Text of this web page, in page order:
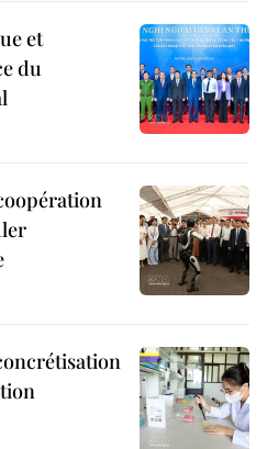
et
du